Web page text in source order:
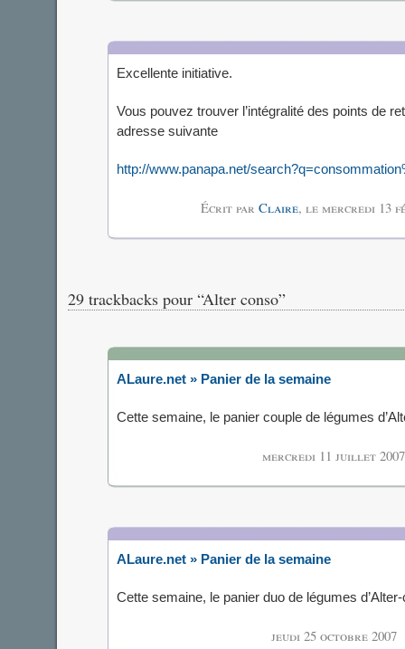
Excellente initiative.
Vous pouvez trouver l’intégralité des points de
adresse suivante
http://www.panapa.net/
Écrit par Claire, le mercredi 13
29 trackbacks pour “Alter conso”
ALaure.net » Panier de la semaine
Cette semaine, le panier couple de légumes
mercredi 11 juillet 2007
ALaure.net » Panier de la semaine
Cette semaine, le panier duo de légumes
jeudi 25 octobre 2007